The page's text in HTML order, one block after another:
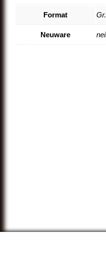
Format
Neuware